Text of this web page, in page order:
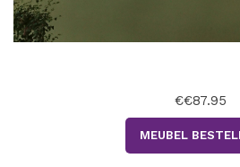
€€87.95
MEUBEL